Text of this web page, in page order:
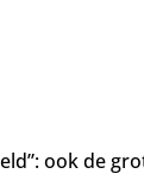
ook de